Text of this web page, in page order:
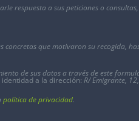
respuesta a sus peticiones o
que motivaron su recogida,
de sus datos a través de este
a la dirección: R/ Emigrante,
política de privacidad.